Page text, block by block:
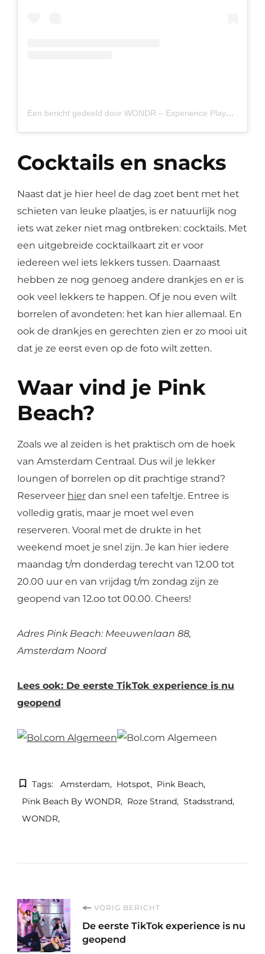
Een bericht gedeeld door WONDR – Experience Playground (@wondr.experience)
Cocktails en snacks
Naast dat je hier heel de dag zoet bent met het
schieten van leuke plaatjes, is er natuurlijk nog
iets wat zeker niet mag ontbreken: cocktails. Met
een uitgebreide cocktailkaart zit er voor
iedereen wel iets lekkers tussen. Daarnaast
hebben ze nog genoeg andere drankjes en er is
ook veel lekkers te happen. Of je nou even wilt
borrelen of avondeten: het kan hier allemaal. En
ook de drankjes en gerechten zien er zo mooi uit
dat je ze eerst even op de foto wilt zetten.
Waar vind je Pink
Beach?
Zoals we al zeiden is het praktisch om de hoek
van Amsterdam Centraal. Dus wil je lekker
loungen of borrelen op dit prachtige strand?
Reserveer hier dan snel een tafeltje. Entree is
volledig gratis, maar je moet wel even
reserveren. Vooral met de drukte in het
weekend moet je snel zijn. Je kan hier iedere
maandag t/m donderdag terecht van 12.00 tot
20.00 uur en van vrijdag t/m zondag zijn ze
geopend van 12.oo tot 00.00. Cheers!
Adres Pink Beach: Meeuwenlaan 88,
Amsterdam Noord
Lees ook: De eerste TikTok experience is nu
geopend
Tags: Amsterdam Hotspot
Pink Beach
Pink Beach By WONDR
Roze Strand
Stadsstrand
WONDR
Berichtnavigatie
VORIG BERICHT
De eerste TikTok experience is nu
geopend